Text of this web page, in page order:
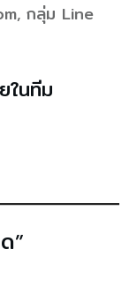
กลุ่ม Line
นทีม
”